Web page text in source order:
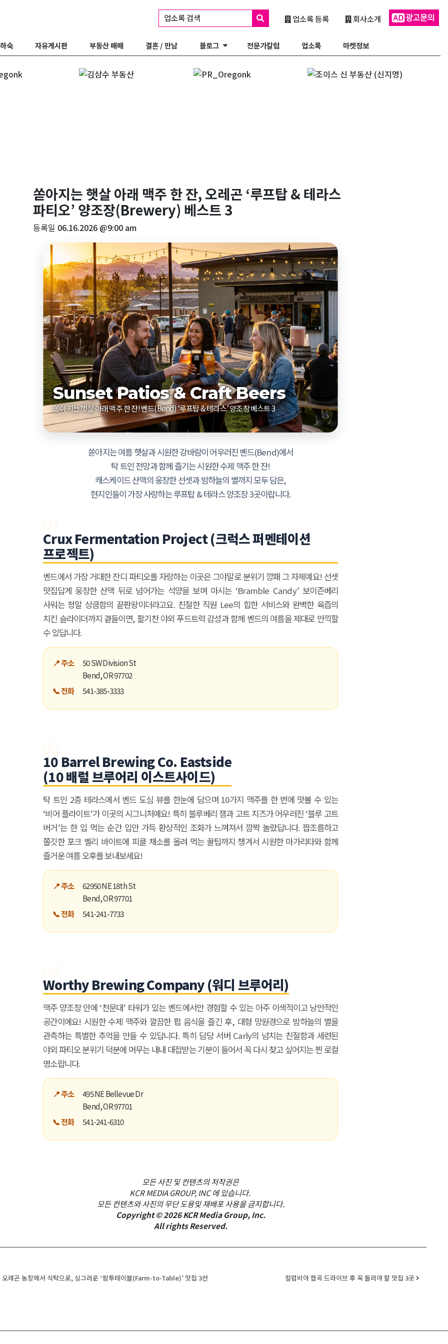
회사소개
업소록 등록
업소록 검색
숙 자유게시판 부동산 매매 결혼 / 만남 블로그 전문가칼럼 업소록 마켓정보
쏟아지는 햇살 아래 맥주 한 잔, 오레곤 ‘루프탑 & 테라스
파티오’ 양조장(Brewery) 베스트 3
등록일 06.16.2026 @9:00 am
Sunset Patios & Craft Beers
쏟아지는 햇살 아래 맥주 한 잔! 벤드(Bend) ‘루프탑 & 테라스’ 양조장 베스트 3
쏟아지는 여름 햇살과 시원한 강바람이 어우러진 벤드(Bend)에서
탁 트인 전망과 함께 즐기는 시원한 수제 맥주 한 잔!
캐스케이드 산맥의 웅장한 선셋과 밤하늘의 별까지 모두 담은,
현지인들이 가장 사랑하는 루프탑 & 테라스 양조장 3곳이랍니다.
Crux Fermentation Project (크럭스 퍼멘테이션
프로젝트)
벤드에서 가장 거대한 잔디 파티오를 자랑하는 이곳은 그야말로 분위기 깡패 그 자체예요! 선셋
맛집답게 웅장한 산맥 뒤로 넘어가는 석양을 보며 마시는 ‘Bramble Candy’ 보이즌베리
사워는 정말 상큼함의 끝판왕이더라고요. 친절한 직원 Lee의 힙한 서비스와 완벽한 육즙의
치킨 슬라이더까지 곁들이면, 활기찬 야외 푸드트럭 감성과 함께 벤드의 여름을 제대로 만끽할
수 있답니다.
📍 주소
50 SW Division St
Bend, OR 97702
📞 전화
541-385-3333
10 Barrel Brewing Co. Eastside
(10 배럴 브루어리 이스트사이드)
탁 트인 2층 테라스에서 벤드 도심 뷰를 한눈에 담으며 10가지 맥주를 한 번에 맛볼 수 있는
‘비어 플라이트’가 이곳의 시그니처예요! 특히 블루베리 잼과 고트 치즈가 어우러진 ‘블루 고트
버거’는 한 입 먹는 순간 입안 가득 환상적인 조화가 느껴져서 깜짝 놀랐답니다. 짭조름하고
쫄깃한 포크 벨리 바이트에 피클 채소를 올려 먹는 꿀팁까지 챙겨서 시원한 마가리타와 함께
즐거운 여름 오후를 보내보세요!
📍 주소
62950 NE 18th St
Bend, OR 97701
📞 전화
541-241-7733
Worthy Brewing Company (워디 브루어리)
맥주 양조장 안에 ‘천문대’ 타워가 있는 벤드에서만 경험할 수 있는 아주 이색적이고 낭만적인
공간이에요! 시원한 수제 맥주와 깔끔한 펍 음식을 즐긴 후, 대형 망원경으로 밤하늘의 별을
관측하는 특별한 추억을 만들 수 있답니다. 특히 담당 서버 Carly의 넘치는 친절함과 세련된
야외 파티오 분위기 덕분에 머무는 내내 대접받는 기분이 들어서 꼭 다시 찾고 싶어지는 찐 로컬
명소랍니다.
📍 주소
495 NE Bellevue Dr
Bend, OR 97701
📞 전화
541-241-6310
모든 사진 및 컨텐츠의 저작권은
KCR MEDIA GROUP, INC 에 있습니다.
모든 컨텐츠와 사진의 무단 도용및 재배포 사용을 금지합니다.
Copyright © 2026 KCR Media Group, Inc.
All rights Reserved.
레곤 농장에서 식탁으로, 싱그러운 ‘팜투테이블(Farm-to-Table)’ 맛집 3선 컬럼비아 협곡 드라이브 후 꼭 들러야 할 맛집 3곳
곤K 뉴스레터 구독
곤K 뉴스레터를 통해 다양한 로컬소식과 오레곤 한인 사회 정보를 받아
this form, you are consenting to receive KCR Media Group from: KCR Media Group, 23416 Hwy 99
WA, 98026, US, https://wowseattle.com. You can revoke your consent to receive emails at any time
오레곤K 뉴스레터 구독하기!